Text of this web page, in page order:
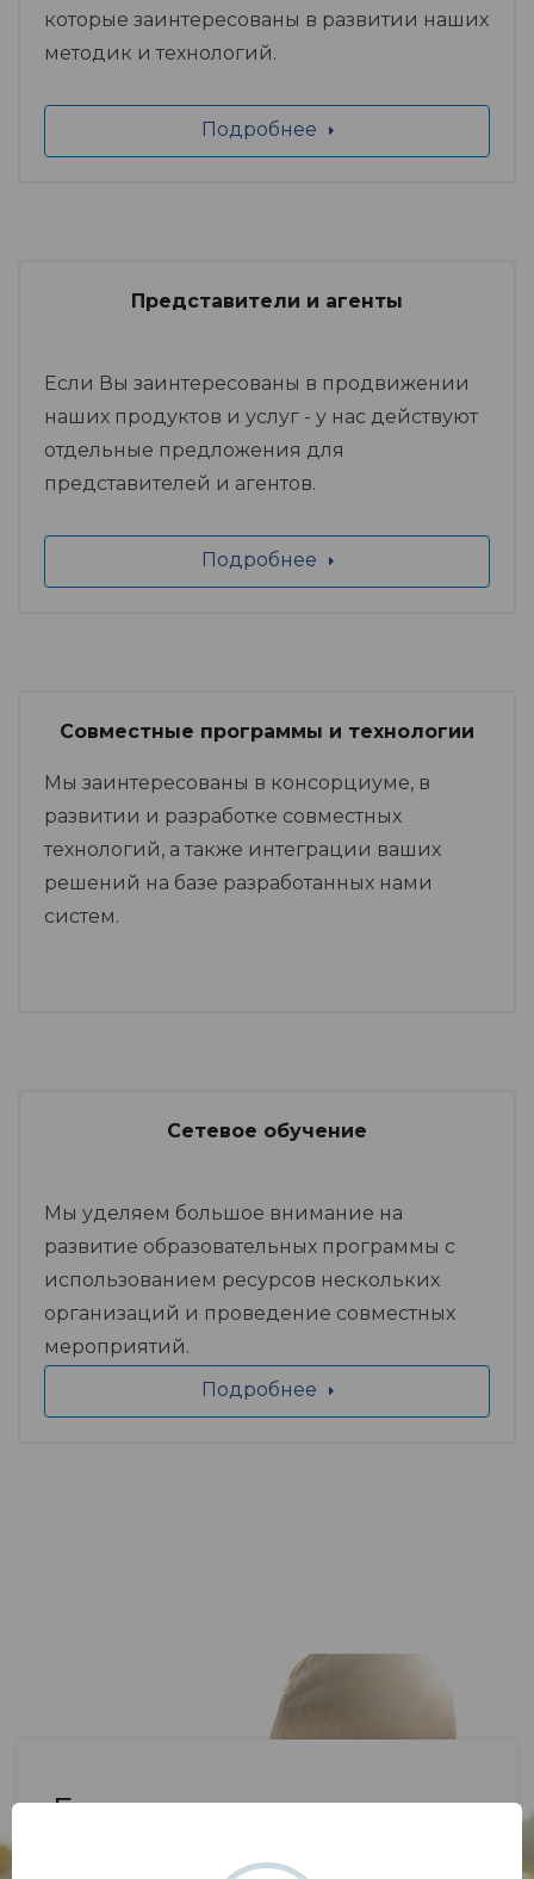
которые заинтересованы в развитии наших
методик и технологий.
Подробнее
Представители и агенты
Если Вы заинтересованы в продвижении
наших продуктов и услуг - у нас действуют
отдельные предложения для
представителей и агентов.
Подробнее
Совместные программы и технологии
Мы заинтересованы в консорциуме, в
развитии и разработке совместных
технологий, а также интеграции ваших
решений на базе разработанных нами
систем.
Сетевое обучение
Мы уделяем большое внимание на
развитие образовательных программы с
использованием ресурсов нескольких
организаций и проведение совместных
мероприятий.
Подробнее
Если у вас возник вопрос,